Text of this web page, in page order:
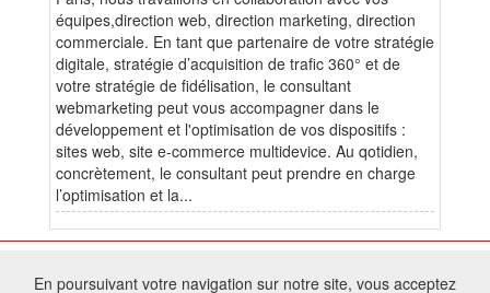
équipes,direction web, direction marketing, direction
commerciale. En tant que partenaire de votre stratégie
digitale, stratégie d’acquisition de trafic 360° et de
votre stratégie de fidélisation, le consultant
webmarketing peut vous accompagner dans le
développement et l'optimisation de vos dispositifs :
sites web, site e-commerce multidevice. Au qotidien,
concrètement, le consultant peut prendre en charge
l’optimisation et la...
En poursuivant votre navigation sur notre site, vous acceptez